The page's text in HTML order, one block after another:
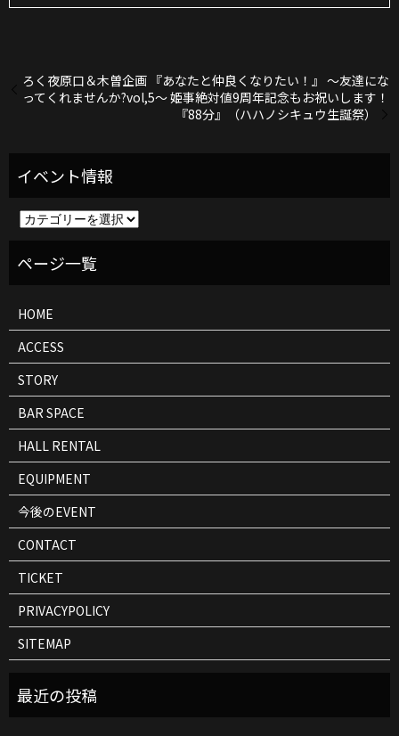
ろく夜原口＆木曽企画 『あなたと仲良くなりたい！』 〜友達にな
ってくれませんか?vol,5～ 姫事絶対値9周年記念もお祝いします！
『88分』（ハハノシキュウ生誕祭）
ト
HOME
ACCESS
STORY
BAR SPACE
HALL RENTAL
EQUIPMENT
今後のEVENT
CONTACT
TICKET
PRIVACYPOLICY
SITEMAP